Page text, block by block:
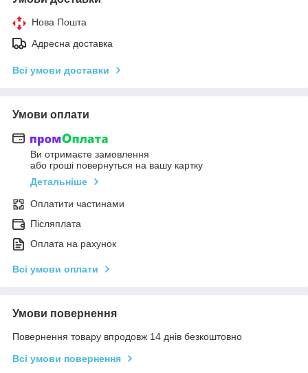
Нова Пошта
Адресна доставка
Всі умови доставки
Умови оплати
Ви отримаєте замовлення
або гроші повернуться на вашу картку
Детальніше
Оплатити частинами
Післяплата
Оплата на рахунок
Всі умови оплати
Умови повернення
Повернення товару впродовж 14 днів безкоштовно
Всі умови повернення